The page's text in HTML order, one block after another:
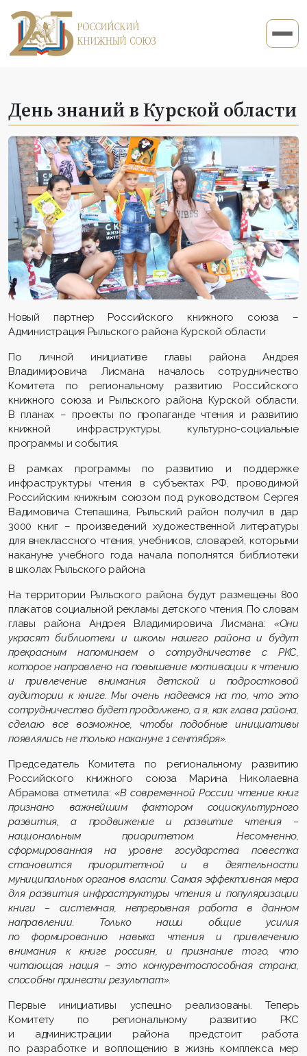
День знаний в Курской области
Новый партнер Российского книжного союза –
Администрация Рыльского района Курской области
По личной инициативе главы района Андрея
Владимировича Лисмана началось сотрудничество
Комитета по региональному развитию Российского
книжного союза и Рыльского района Курской области.
В планах – проекты по пропаганде чтения и развитию
книжной инфраструктуры, культурно-социальные
программы и события.
В рамках программы по развитию и поддержке
инфраструктуры чтения в субъектах РФ, проводимой
Российским книжным союзом под руководством Сергея
Вадимовича Степашина, Рыльский район получил в дар
3000 книг – произведений художественной литературы
для внеклассного чтения, учебников, словарей, которыми
накануне учебного года начала пополнятся библиотеки
в школах Рыльского района
На территории Рыльского района будут размещены 800
плакатов социальной рекламы детского чтения. По словам
главы района Андрея Владимировича Лисмана: «Они
украсят библиотеки и школы нашего района и будут
прекрасным напоминаем о сотрудничестве с РКС,
которое направлено на повышение мотивации к чтению
и привлечение внимания детской и подростковой
аудитории к книге. Мы очень надеемся на то, что это
сотрудничество будет продолжено, а я, как глава района,
сделаю все возможное, чтобы подобные инициативы
появлялись не только накануне 1 сентября».
Председатель Комитета по региональному развитию
Российского книжного союза Марина Николаевна
Абрамова отметила: «В современной России чтение книг
признано важнейшим фактором социокультурного
развития, а продвижение и развитие чтения –
национальным приоритетом. Несомненно,
сформированная на уровне государства повестка
становится приоритетной и в деятельности
муниципальных органов власти. Самая эффективная мера
для развития инфраструктуры чтения и популяризации
книги – системная, непрерывная работа в данном
направлении. Только наши общие усилия
по формированию навыка чтения и привлечению
внимания к книге россиян, и признание того, что
читающая нация – это конкурентоспособная страна,
способны принести результат».
Первые инициативы успешно реализованы. Теперь
Комитету по региональному развитию РКС
и администрации района предстоит работа
по разработке и воплощению в жизнь комплекса мер